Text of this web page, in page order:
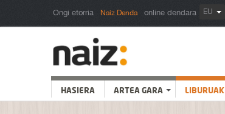
Ongi etorria Naiz Denda online dendara EU
HASIERA ARTEA GARA LIBURUAK